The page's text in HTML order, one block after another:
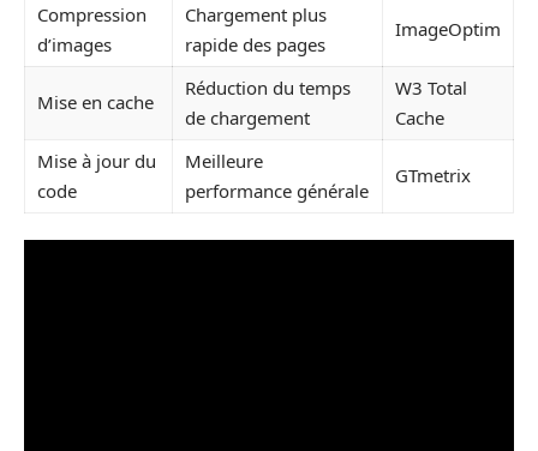
Compression
d’images
Chargement plus
rapide des pages
ImageOptim
Mise en cache
Réduction du temps
de chargement
W3 Total
Cache
Mise à jour du
code
Meilleure
performance générale
GTmetrix